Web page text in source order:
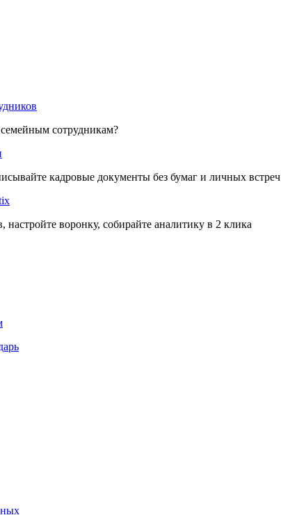
сотрудникам?
кадровые документы без бумаг и личных встреч
настройте воронку, собирайте аналитику в 2 клика